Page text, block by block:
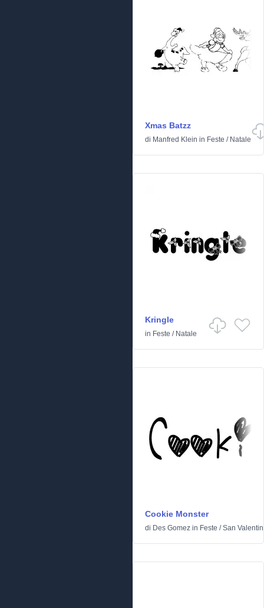
Xmas Batzz
di Manfred Klein in Feste / Natale
Kringle
in Feste / Natale
Cookie Monster
di Des Gomez in Feste /San